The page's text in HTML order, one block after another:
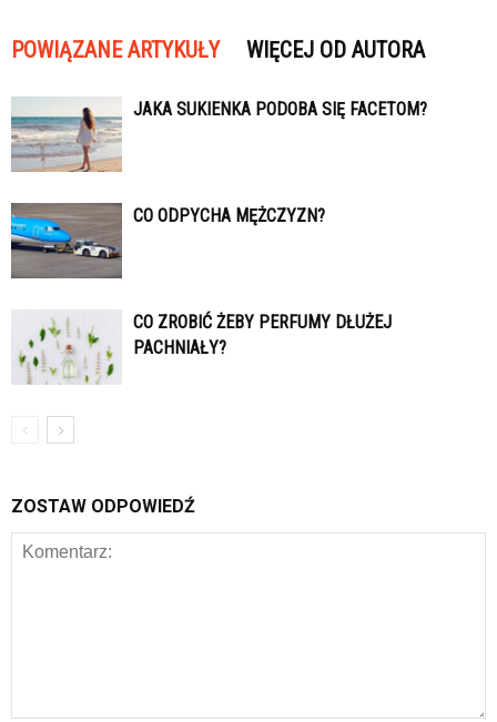
POWIĄZANE ARTYKUŁY WIĘCEJ OD AUTORA
JAKA SUKIENKA PODOBA SIĘ FACETOM?
CO ODPYCHA MĘŻCZYZN?
CO ZROBIĆ ŻEBY PERFUMY DŁUŻEJ
PACHNIAŁY?
ZOSTAW ODPOWIEDŹ